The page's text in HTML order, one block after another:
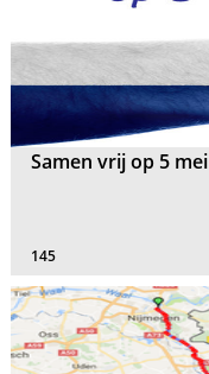
Samen vrij op 5 mei
145